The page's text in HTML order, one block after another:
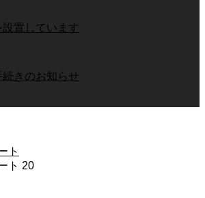
置しています
きのお知らせ
ト
ト 20